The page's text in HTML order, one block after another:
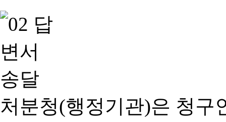
처분청(행정기관)은 청구